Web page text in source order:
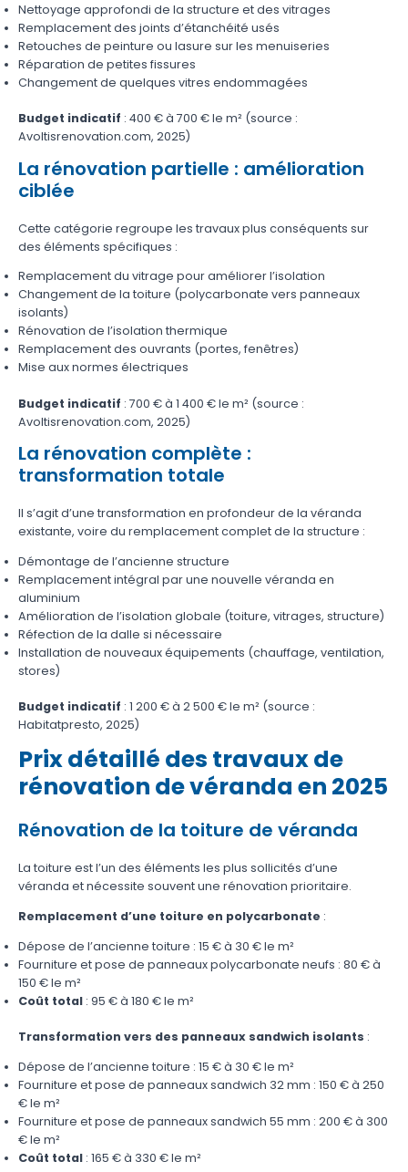
Nettoyage approfondi de la structure et des vitrages
Remplacement des joints d’étanchéité usés
Retouches de peinture ou lasure sur les menuiseries
Réparation de petites fissures
Changement de quelques vitres endommagées
Budget indicatif : 400 € à 700 € le m² (source :
Avoltisrenovation.com, 2025)
La rénovation partielle : amélioration
ciblée
Cette catégorie regroupe les travaux plus conséquents sur
des éléments spécifiques :
Remplacement du vitrage pour améliorer l’isolation
Changement de la toiture (polycarbonate vers panneaux
isolants)
Rénovation de l’isolation thermique
Remplacement des ouvrants (portes, fenêtres)
Mise aux normes électriques
Budget indicatif : 700 € à 1 400 € le m² (source :
Avoltisrenovation.com, 2025)
La rénovation complète :
transformation totale
Il s’agit d’une transformation en profondeur de la véranda
existante, voire du remplacement complet de la structure :
Démontage de l’ancienne structure
Remplacement intégral par une nouvelle véranda en
aluminium
Amélioration de l’isolation globale (toiture, vitrages, structure)
Réfection de la dalle si nécessaire
Installation de nouveaux équipements (chauffage, ventilation,
stores)
Budget indicatif : 1 200 € à 2 500 € le m² (source :
Habitatpresto, 2025)
Prix détaillé des travaux de
rénovation de véranda en 2025
Rénovation de la toiture de véranda
La toiture est l’un des éléments les plus sollicités d’une
véranda et nécessite souvent une rénovation prioritaire.
Remplacement d’une toiture en polycarbonate :
Dépose de l’ancienne toiture : 15 € à 30 € le m²
Fourniture et pose de panneaux polycarbonate neufs : 80 € à
150 € le m²
Coût total: 95 € à 180 € le m²
Transformation vers des panneaux sandwich isolants :
Dépose de l’ancienne toiture : 15 € à 30 € le m²
Fourniture et pose de panneaux sandwich 32 mm : 150 € à 250
€ le m²
Fourniture et pose de panneaux sandwich 55 mm : 200 € à 300
€ le m²
Coût total: 165 € à 330 € le m²